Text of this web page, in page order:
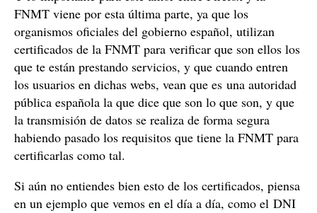
FNMT viene por esta última parte, ya que los
organismos oficiales del gobierno español, utilizan
certificados de la FNMT para verificar que son ellos los
que te están prestando servicios, y que cuando entren
los usuarios en dichas webs, vean que es una autoridad
pública española la que dice que son lo que son, y que
la transmisión de datos se realiza de forma segura
habiendo pasado los requisitos que tiene la FNMT para
certificarlas como tal.
Si aún no entiendes bien esto de los certificados, piensa
en un ejemplo que vemos en el día a día, como el DNI